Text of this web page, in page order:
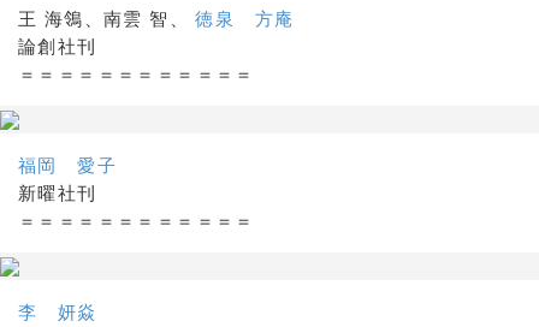
王 海鴒、南雲 智、徳泉 方庵
論創社刊
＝＝＝＝＝＝＝＝＝＝＝＝
福岡 愛子
新曜社刊
＝＝＝＝＝＝＝＝＝＝＝＝
李 妍焱